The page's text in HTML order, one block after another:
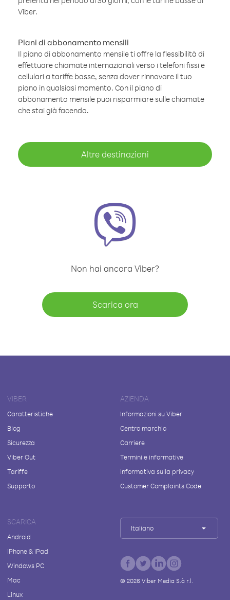
Viber.
Piani di abbonamento mensili
Il piano di abbonamento mensile ti offre la flessibilità di
effettuare chiamate internazionali verso i telefoni fissi e
cellulari a tariffe basse, senza dover rinnovare il tuo
piano in qualsiasi momento. Con il piano di
abbonamento mensile puoi risparmiare sulle chiamate
che stai già facendo.
Altre destinazioni
Non hai ancora Viber?
Scarica ora
VIBER
Caratteristiche
Blog
Sicurezza
Viber Out
Tariffe
Supporto
AZIENDA
Informazioni su Viber
Centro marchio
Carriere
Termini e informative
Informativa sulla privacy
Customer Complaints Code
SCARICA
Android
iPhone & iPad
Windows PC
Mac
Linux
Italiano
© 2026Viber Media S.à r.l.